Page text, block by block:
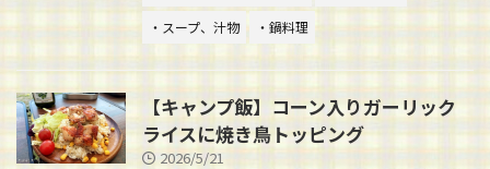
・スープ、汁物
・鍋料理
【キャンプ飯】コーン入りガーリック
ライスに焼き鳥トッピング
2026/5/21